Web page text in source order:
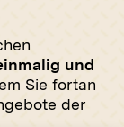
und
Sie fortan
der